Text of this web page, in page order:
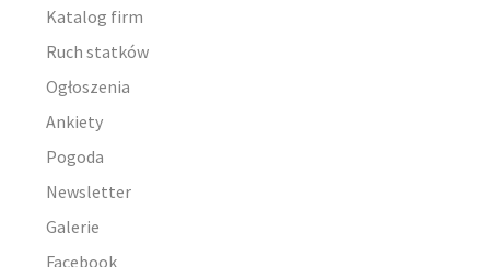
Katalog firm
Ruch statków
Ogłoszenia
Ankiety
Pogoda
Newsletter
Galerie
Facebook